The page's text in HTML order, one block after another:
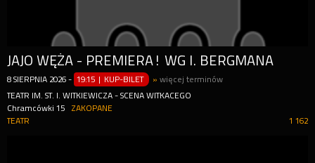
JAJO WĘŻA - PREMIERA! WG I. BERGMANA
8 SIERPNIA 2026 - 19:15 | KUP-BILET »więcej terminów
TEATR IM. ST. I. WITKIEWICZA - SCENA WITKACEGO
Chramcówki 15
ZAKOPANE
1 162
TEATR